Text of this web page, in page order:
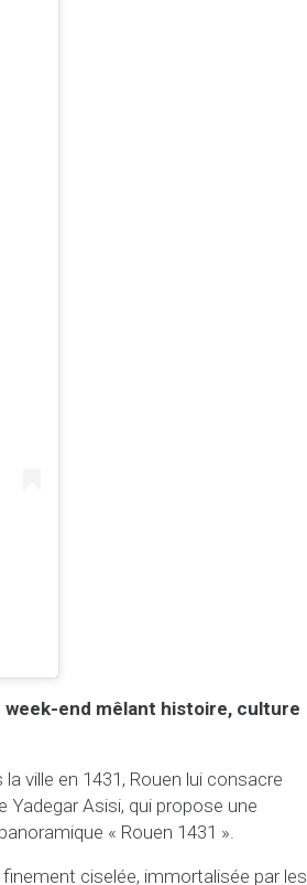
end mêlant histoire, culture
ville en 1431, Rouen lui consacre
Yadegar Asisi, qui propose une
« Rouen 1431 ».
ciselée, immortalisée par les